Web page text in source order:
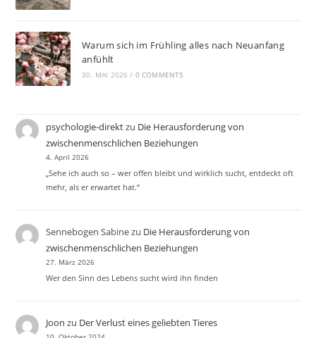
Warum sich im Frühling alles nach Neuanfang
anfühlt
30. MAI 2026 / 0 COMMENTS
psychologie-direktzu Die Herausforderung von
zwischenmenschlichen Beziehungen
4. April 2026
„Sehe ich auch so – wer offen bleibt und wirklich sucht, entdeckt oft
mehr, als er erwartet hat.“
Sennebogen Sabinezu Die Herausforderung von
zwischenmenschlichen Beziehungen
27. März 2026
Wer den Sinn des Lebens sucht wird ihn finden
Joon zu Der Verlust eines geliebten Tieres